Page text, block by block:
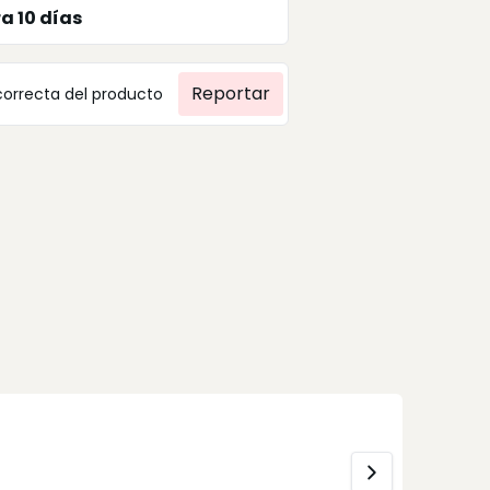
10 días
del producto Reportar